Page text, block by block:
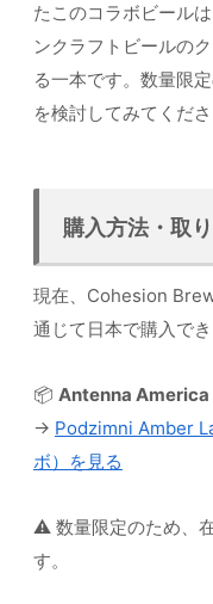
たこのコラボビール
ンクラフトビールの
る一本です。数量限
を検討してみてくださ
購入方法・取
現在、Cohesion
通じて日本で購入でき
📦 Antenna America
→ Podzimni Amber
ボ）を見る
⚠️ 数量限定のため、
す。